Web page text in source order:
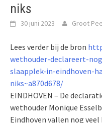
niks
30 juni 2023 Groot
Lees verder bij de bron
wethouder-declareert-
slaapplek-in-eindhoven-
niks~a870d678/
EINDHOVEN – De
wethouder Monique
Eindhoven vallen nog